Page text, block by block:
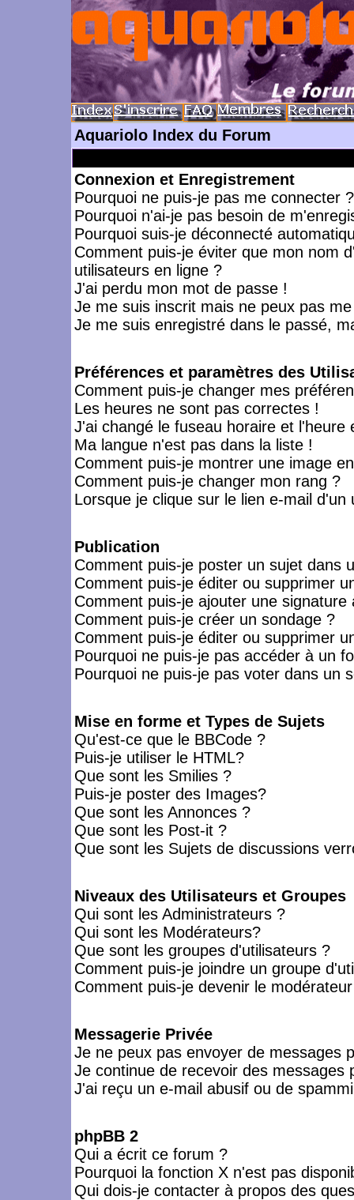
Aquariolo Index du Forum
Connexion et Enregistrement
Pourquoi ne puis-je pas me connecter ?
Pourquoi n'ai-je pas besoin de
Pourquoi suis-je déconnecté
Comment puis-je éviter que mon nom
utilisateurs en ligne ?
J'ai perdu mon mot de passe !
Je me suis inscrit mais ne peux pas
Je me suis enregistré dans le passé,
Préférences et paramètres des
Comment puis-je changer mes
Les heures ne sont pas correctes !
J'ai changé le fuseau horaire et l'heure
Ma langue n'est pas dans la liste !
Comment puis-je montrer une image
Comment puis-je changer mon rang ?
Lorsque je clique sur le lien e-mail
Publication
Comment puis-je poster un sujet dans
Comment puis-je éditer ou supprimer
Comment puis-je ajouter une signature
Comment puis-je créer un sondage ?
Comment puis-je éditer ou supprimer
Pourquoi ne puis-je pas accéder à un
Pourquoi ne puis-je pas voter dans un
Mise en forme et Types de Sujets
Qu'est-ce que le BBCode ?
Puis-je utiliser le HTML?
Que sont les Smilies ?
Puis-je poster des Images?
Que sont les Annonces ?
Que sont les Post-it ?
Que sont les Sujets de discussions
Niveaux des Utilisateurs et Groupes
Qui sont les Administrateurs ?
Qui sont les Modérateurs?
Que sont les groupes d'utilisateurs ?
Comment puis-je joindre un groupe
Comment puis-je devenir le
Messagerie Privée
Je ne peux pas envoyer de messages
Je continue de recevoir des messages
J'ai reçu un e-mail abusif ou de
phpBB 2
Qui a écrit ce forum ?
Pourquoi la fonction X n'est pas
Qui dois-je contacter à propos des